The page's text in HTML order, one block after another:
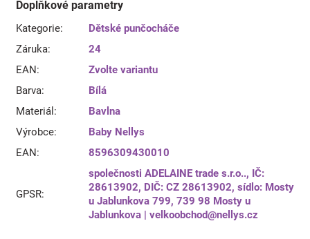
Doplňkové parametry
Kategorie:
Dětské punčocháče
Záruka:
24
EAN:
Zvolte variantu
Barva:
Bílá
Materiál :
Bavlna
Výrobce:
Baby Nellys
EAN: 8596309430010
GPSR:
společnosti ADELAINE trade s.r.o.., IČ:
28613902, DIČ: CZ 28613902, sídlo: Mosty
u Jablunkova 799, 739 98 Mosty u
Jablunkova | velkoobchod@nellys.cz